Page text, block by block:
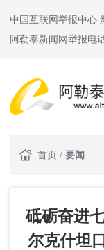
中国互联网举报中心
阿勒泰新闻网举报电
首页 / 要闻
砥砺奋进
尔克什坦